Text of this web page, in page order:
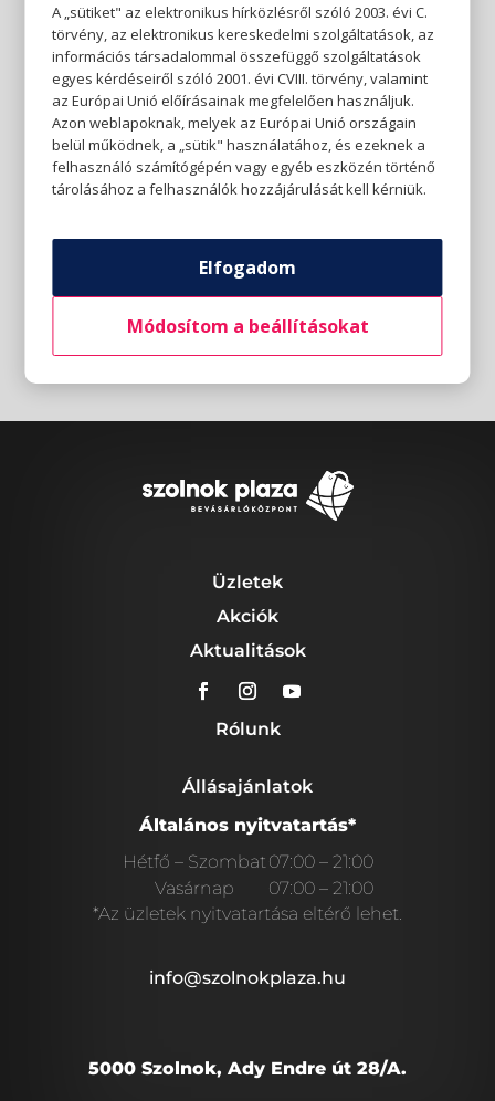
Üzletek
Akciók
Aktualitások
Rólunk
Állásajánlatok
Általános nyitvatartás*
Hétfő – Szombat07:00 – 21:00
Vasárnap
07:00 – 21:00
*Az üzletek nyitvatartása eltérő lehet.
info@szolnokplaza.hu
5000 Szolnok, Ady Endre út 28/A.
A „sütiket" az elektronikus hírközlésről szóló 2003. évi C.
törvény, az elektronikus kereskedelmi szolgáltatások, az
információs társadalommal összefüggő szolgáltatások
egyes kérdéseiről szóló 2001. évi CVIII. törvény, valamint
az Európai Unió előírásainak megfelelően használjuk.
Azon weblapoknak, melyek az Európai Unió országain
belül működnek, a „sütik" használatához, és ezeknek a
felhasználó számítógépén vagy egyéb eszközén történő
tárolásához a felhasználók hozzájárulását kell kérniük.
Elfogadom
Módosítom a beállításokat